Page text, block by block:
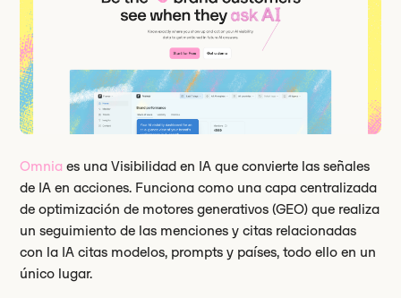
Omnia es una Visibilidad en IA que convierte las señales
de IA en acciones. Funciona como una capa centralizada
de optimización de motores generativos (GEO) que realiza
un seguimiento de las menciones y citas relacionadas
con la IA citas modelos, prompts y países, todo ello en un
único lugar.